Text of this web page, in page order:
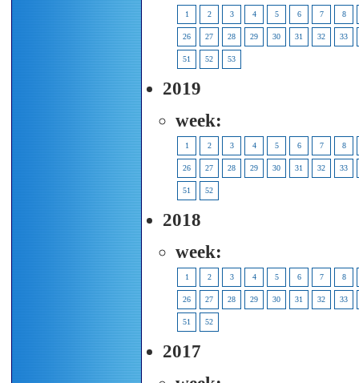
1 2 3 4 5 6 7 8
26 27 28 29 30 31 32 33
51 52 53
2019
week:
1 2 3 4 5 6 7 8
26 27 28 29 30 31 32 33
51 52
2018
week:
1 2 3 4 5 6 7 8
26 27 28 29 30 31 32 33
51 52
2017